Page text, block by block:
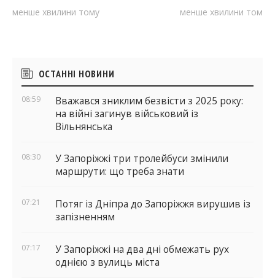
менше хвилини тому менше хвилини тому
Бічні
віджети
ОСТАННІ НОВИНИ
08:59
Вважався зниклим безвісти з 2025 року:
на війні загинув військовий із
Вільнянська
08:30
У Запоріжжі три тролейбуси змінили
маршрути: що треба знати
07:21
Потяг із Дніпра до Запоріжжя вирушив із
запізненням
07:17
У Запоріжжі на два дні обмежать рух
однією з вулиць міста